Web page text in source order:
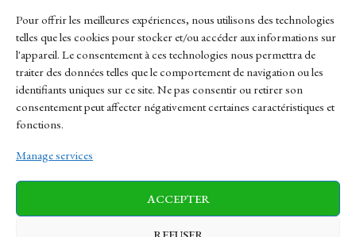
Pour offrir les meilleures expériences, nous utilisons des technologies
telles que les cookies pour stocker et/ou accéder aux informations sur
l'appareil. Le consentement à ces technologies nous permettra de
traiter des données telles que le comportement de navigation ou les
identifiants uniques sur ce site. Ne pas consentir ou retirer son
consentement peut affecter négativement certaines caractéristiques et
fonctions.
Manage services
ACCEPTER
REFUSER
Links
Contact
Sitemap
News Finance-Marches Politics
Business Tech Health Sports Travel